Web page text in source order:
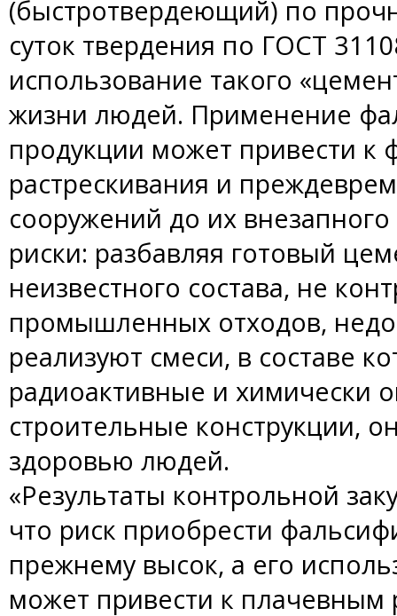
(быстротвердеющий) по
суток твердения по ГОСТ
использование такого
жизни людей. Применение
продукции может привести к
растрескивания и
сооружений до их
риски: разбавляя готовый
неизвестного состава, не
промышленных отходов,
реализуют смеси, в составе
радиоактивные и химически
строительные конструкции,
здоровью людей.
«Результаты контрольной
что риск приобрести
прежнему высок, а его
может привести к плачевным